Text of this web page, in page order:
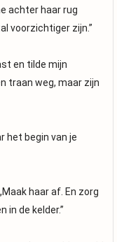
achter haar rug
voorzichtiger zijn.”
en tilde mijn
traan weg, maar zijn
het begin van je
haar af. En zorg
in de kelder.”